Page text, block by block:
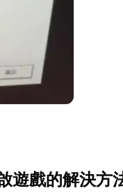
遊戲的解決方